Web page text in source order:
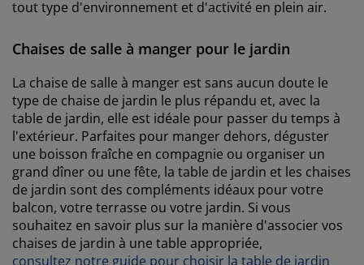
tout type d'environnement et d'activité en plein air.
Chaises de salle à manger pour le jardin
La chaise de salle à manger est sans aucun doute le
type de chaise de jardin le plus répandu et, avec la
table de jardin, elle est idéale pour passer du temps à
l'extérieur. Parfaites pour manger dehors, déguster
une boisson fraîche en compagnie ou organiser un
grand dîner ou une fête, la table de jardin et les chaises
de jardin sont des compléments idéaux pour votre
balcon, votre terrasse ou votre jardin. Si vous
souhaitez en savoir plus sur la manière d'associer vos
chaises de jardin à une table appropriée,
consultez notre guide pour choisir la table de jardin